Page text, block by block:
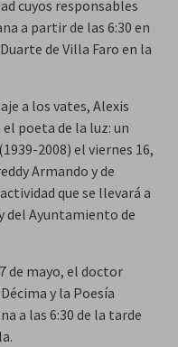
cuyos responsables
a partir de las 6:30 en
de Villa Faro en la
a los vates, Alexis
poeta de la luz: un
2008) el viernes 16,
Armando y de
que se llevará a
del Ayuntamiento de
de mayo, el doctor
y la Poesía
a las 6:30 de la tarde